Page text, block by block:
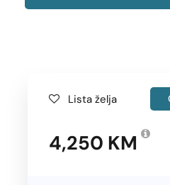
Lista želja
4,250 KM